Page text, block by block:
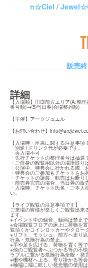
n☆Ciel /
販売
詳細
【入場順】①③前方エリア(A:整
番号順)→⑤当日券(会場整列順)
【主催】アークジュエル
【お問い合わせ】
【入場時・座席に関する注意事項
・別途1ドリンク代が必要です。
・再入場不可
・先行チケットの整理番号は抽選
・ご自身の観覧用以外の場所取り
・公演中、特典会に行かれる際、
・特典会のご参加もチケットをお
・チケットの譲渡、転売はお断り
・前売券完売の場合、当日券の販
・入場時、チケット氏名・ご本
い。
【ライブ観覧の注意事項です】
ご来場の皆様が楽しくご観覧出来
ます。
※イベント中の録音、録画は禁止で
※会場観覧フロアの床上に荷物を
覧頂くかコインロッカーやクロー
※リフト、モッシュ、前方へ走り
行為・危険行為の禁止。
※手や足を広げる、荷物を置く等
※他のご観覧者へぶつかる等の不
ラブルに繋がる危険行為全般・発
※柵や機材へ上る、寄り掛かる等
※極端に端に眩しい発光物の使用